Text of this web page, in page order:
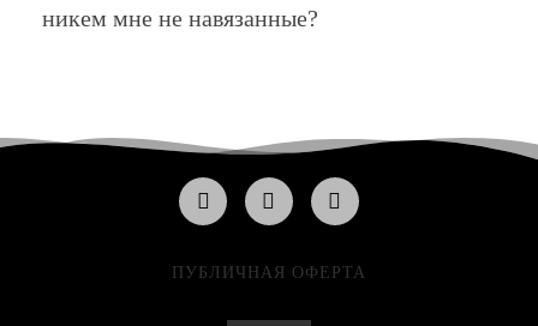
никем мне не навязанные?
ПУБЛИЧНАЯ ОФЕРТА